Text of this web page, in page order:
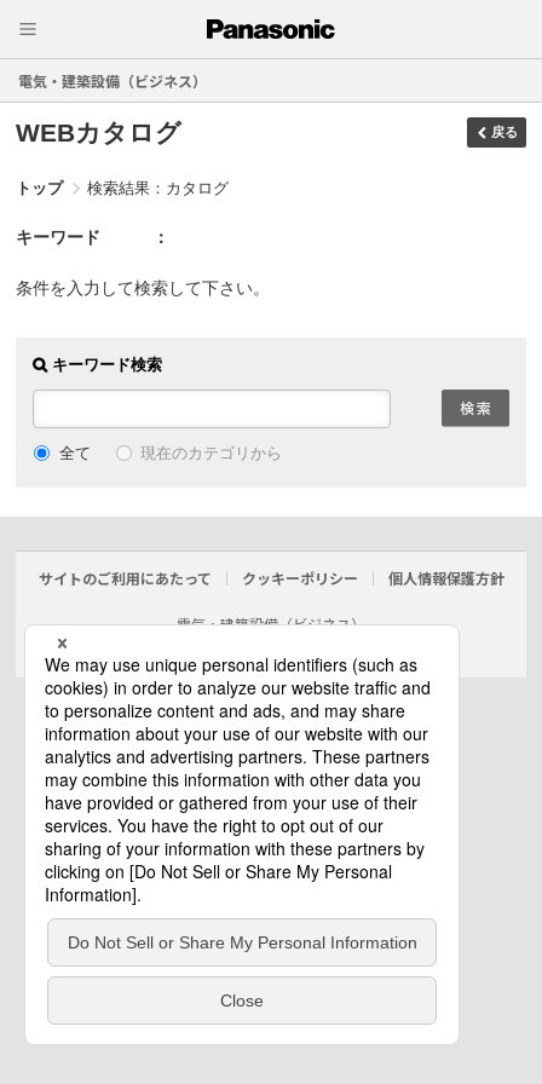
電気・建築設備（ビジネス）
WEBカタログ 戻る
トップ 検索結果：カタログ
キーワード
条件を入力して検索して下さい。
キーワード検索
全て 現在のカテゴリから
サイトのご利用にあたって クッキーポリシー 個人情報保護方針
電気・建築設備（ビジネス）